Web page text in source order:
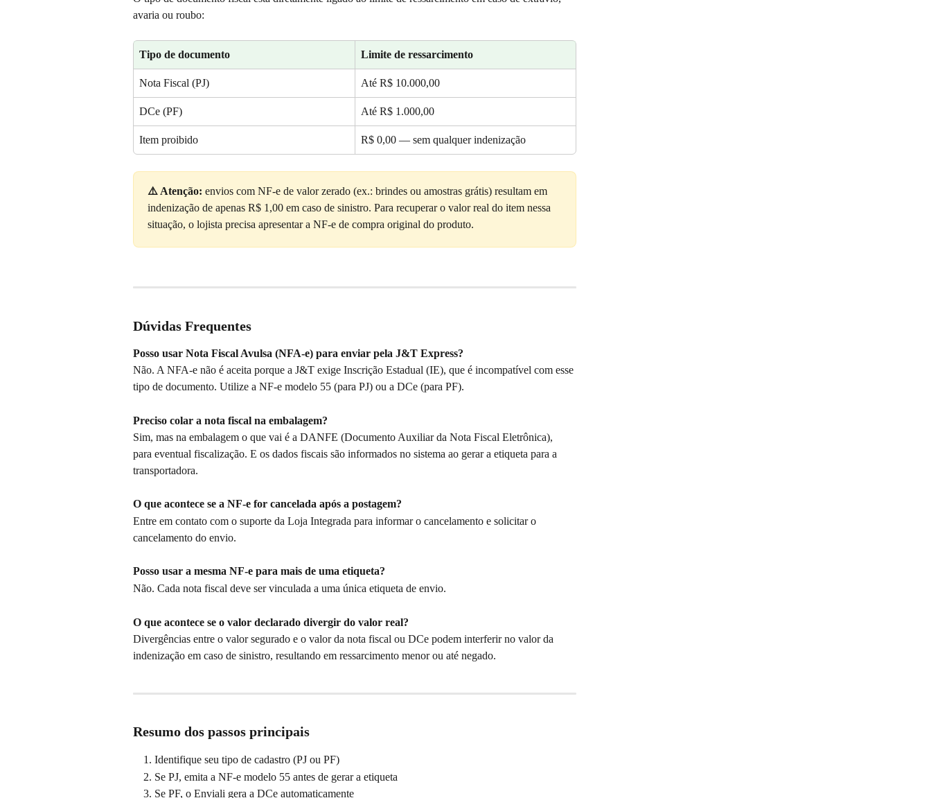
avaria ou roubo:
Tipo de documento Limite de ressarcimento
Nota Fiscal (PJ) Até R$ 10.000,00
DCe (PF) Até R$ 1.000,00
Item proibido R$ 0,00 — sem qualquer indenização
⚠️ Atenção: envios com NF-e de valor zerado (ex.: brindes ou amostras grátis) resultam em
indenização de apenas R$ 1,00 em caso de sinistro. Para recuperar o valor real do item nessa
situação, o lojista precisa apresentar a NF-e de compra original do produto.
Dúvidas Frequentes
Posso usar Nota Fiscal Avulsa (NFA-e) para enviar pela J&T Express?
Não. A NFA-e não é aceita porque a J&T exige Inscrição Estadual (IE), que é incompatível com esse
tipo de documento. Utilize a NF-e modelo 55 (para PJ) ou a DCe (para PF).
Preciso colar a nota fiscal na embalagem?
Sim, mas na embalagem o que vai é a DANFE (Documento Auxiliar da Nota Fiscal Eletrônica),
para eventual fiscalização. E os dados fiscais são informados no sistema ao gerar a etiqueta para a
transportadora.
O que acontece se a NF-e for cancelada após a postagem?
Entre em contato com o suporte da Loja Integrada para informar o cancelamento e solicitar o
cancelamento do envio.
Posso usar a mesma NF-e para mais de uma etiqueta?
Não. Cada nota fiscal deve ser vinculada a uma única etiqueta de envio.
O que acontece se o valor declarado divergir do valor real?
Divergências entre o valor segurado e o valor da nota fiscal ou DCe podem interferir no valor da
indenização em caso de sinistro, resultando em ressarcimento menor ou até negado.
Resumo dos passos principais
Identifique seu tipo de cadastro (PJ ou PF)
Se PJ, emita a NF-e modelo 55 antes de gerar a etiqueta
Se PF, o Enviali gera a DCe automaticamente